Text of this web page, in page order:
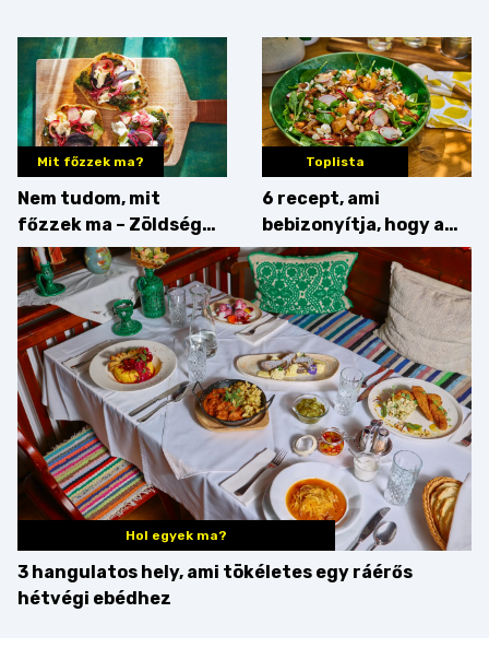
érdemes enni mellé?
Mit főzzek ma?
Nem tudom, mit
főzzek ma – Zöldség
minden mennyiségben
Toplista
6 recept, ami
bebizonyítja, hogy a
barack húsok mellé is
zseniális
Hol egyek ma?
3 hangulatos hely, ami tökéletes egy ráérős
hétvégi ebédhez